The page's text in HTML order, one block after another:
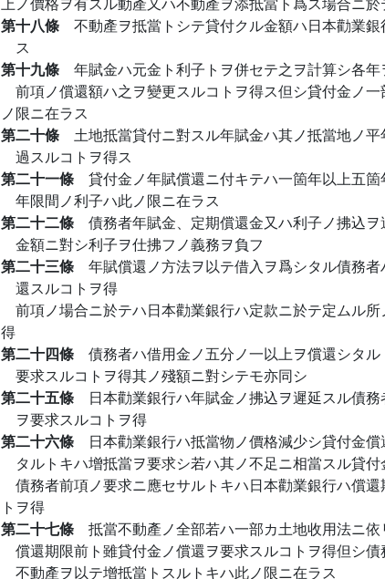
第十八條 不動產ヲ抵當トシテ貸付クル金額ハ日本勸業
ス
第十九條 年賦金ハ元金ト利子トヲ併セテ之ヲ計算シ各
前項ノ償還額ハ之ヲ變更スルコトヲ得ス但シ貸付金ノ
ノ限ニ在ラス
第二十條 土地抵當貸付ニ對スル年賦金ハ其ノ抵當地ノ
過スルコトヲ得ス
第二十一條 貸付金ノ年賦償還ニ付キテハ一箇年以上五
年限間ノ利子ハ此ノ限ニ在ラス
第二十二條 債務者年賦金、定期償還金又ハ利子ノ拂込
金額ニ對シ利子ヲ仕拂フノ義務ヲ負フ
第二十三條 年賦償還ノ方法ヲ以テ借入ヲ爲シタル債務
還スルコトヲ得
前項ノ場合ニ於テハ日本勸業銀行ハ定款ニ於テ定ムル
得
第二十四條 債務者ハ借用金ノ五分ノ一以上ヲ償還シタ
要求スルコトヲ得其ノ殘額ニ對シテモ亦同シ
第二十五條 日本勸業銀行ハ年賦金ノ拂込ヲ遲延スル債
ヲ要求スルコトヲ得
第二十六條 日本勸業銀行ハ抵當物ノ價格減少シ貸付金
タルトキハ增抵當ヲ要求シ若ハ其ノ不足ニ相當スル貸
債務者前項ノ要求ニ應セサルトキハ日本勸業銀行ハ償
トヲ得
第二十七條 抵當不動產ノ全部若ハ一部カ土地收用法ニ
償還期限前ト雖貸付金ノ償還ヲ要求スルコトヲ得但シ
不動產ヲ以テ增抵當トスルトキハ此ノ限ニ在ラス